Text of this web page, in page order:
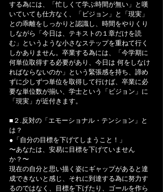
する為には、「忙しくて学ぶ時間が無い」と嘆
いていても仕方なく、「ビジョン」と「現実」
との乖離をしっかりと認識し、時間をやりくり
しながら「今日は、テキストの１章だけを読
む」というような小さなステップを重ねて行く
しかありません。卒業する為には、「今学期に
何単位取得する必要があり、今日は 何をしなけ
ればならないのか」という緊張感を持ち、諦め
ずに少しずつ単位を取得して行けば、卒業に必
要な単位数が揃い、学士という「ビジョン」に
「現実」が近付きます。
■２.反対の「エモーショナル・テンション」と
は？
●「自分の目標を下げてしまうこと！」
〜あなたは、安易に目標を下げていません
か？〜
現在の自分と思い描く姿にギャップがあると達
成できないと感じ、それに到達する為に努力す
るのではなく、目標を下げたり、ゴールを作ら